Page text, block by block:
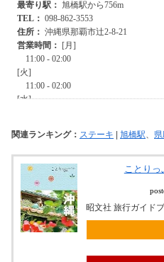
関連ランキング： ステーキ 旭橋駅、
ことりっ
昭文社 旅行ガイド